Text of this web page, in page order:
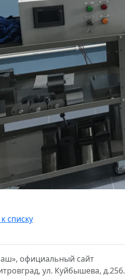
списку
официальный сайт
ул. Куйбышева, д.256.